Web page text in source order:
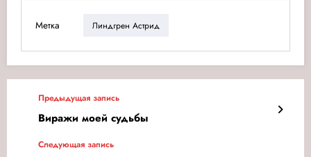
Метка Линдгрен Астрид
Предыдущая запись
Виражи моей судьбы
Следующая запись